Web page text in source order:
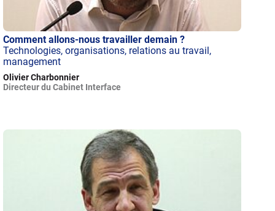
Comment allons-nous travailler demain ?
Technologies, organisations, relations au travail,
management
Olivier Charbonnier
Directeur du Cabinet Interface